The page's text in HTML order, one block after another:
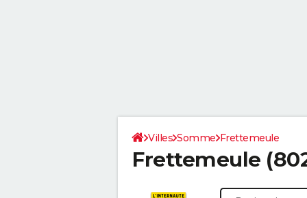
Villes Somme Frettemeule
Frettemeule